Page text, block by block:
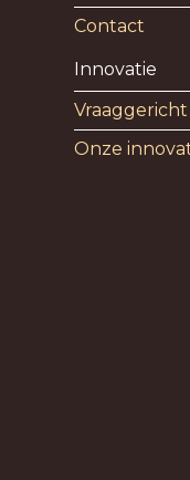
Contact
Innovatie
Onze